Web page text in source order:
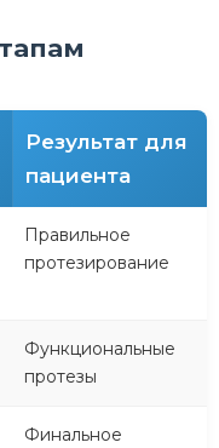
Результат для
пациента
Правильное
протезирование
Функциональные
протезы
Финальное